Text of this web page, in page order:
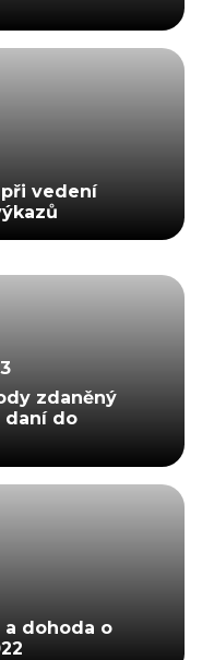
vedení
zdaněný
daní do
a dohoda o